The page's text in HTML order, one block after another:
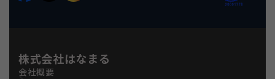
株式会社はなまる
会社概要